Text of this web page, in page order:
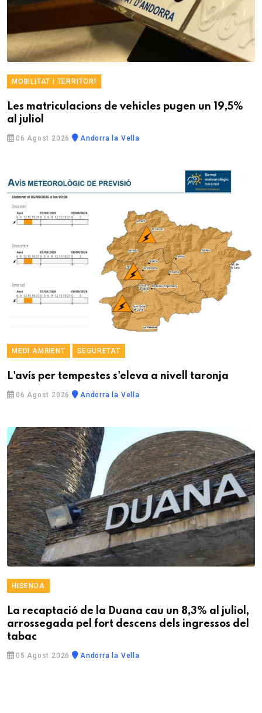
MOBILITAT I TERRITORI
Les matriculacions de vehicles pugen un 19,5%
al juliol
06 Agost 2026 Andorra la Vella
MEDI AMBIENT SEGURETAT
L'avís per tempestes s'eleva a nivell taronja
06 Agost 2026 Andorra la Vella
HISENDA
La recaptació de la Duana cau un 8,3% al juliol,
arrossegada pel fort descens dels ingressos del
tabac
05 Agost 2026 Andorra la Vella